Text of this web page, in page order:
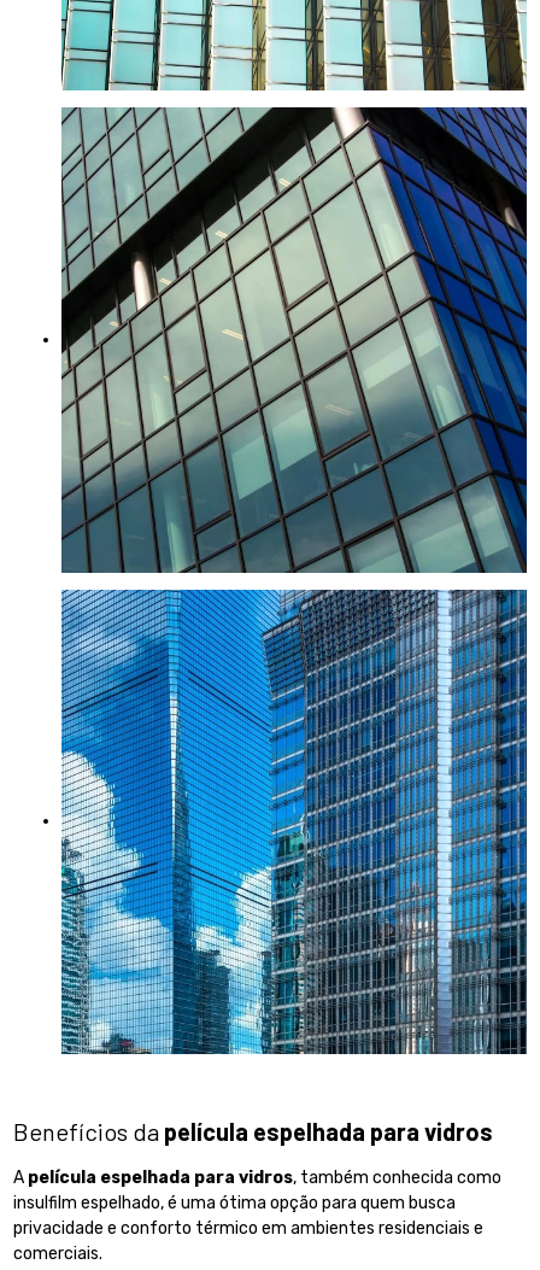
Benefícios da película espelhada para vidros
A película espelhada para vidros, também conhecida como
insulfilm espelhado, é uma ótima opção para quem busca
privacidade e conforto térmico em ambientes residenciais e
comerciais.